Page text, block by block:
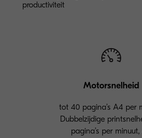
productiviteit
Motorsnelheid
tot 40 pagina’s A4 per
Dubbelzijdige
pagina’s per